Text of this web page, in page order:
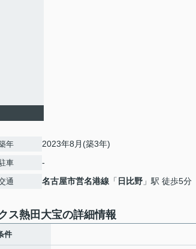
年 2023年8月(築3年)
車 -
通 名古屋市営名港線 「 日比野 」駅 徒歩5分
ス熱田大宝の詳細情報
件